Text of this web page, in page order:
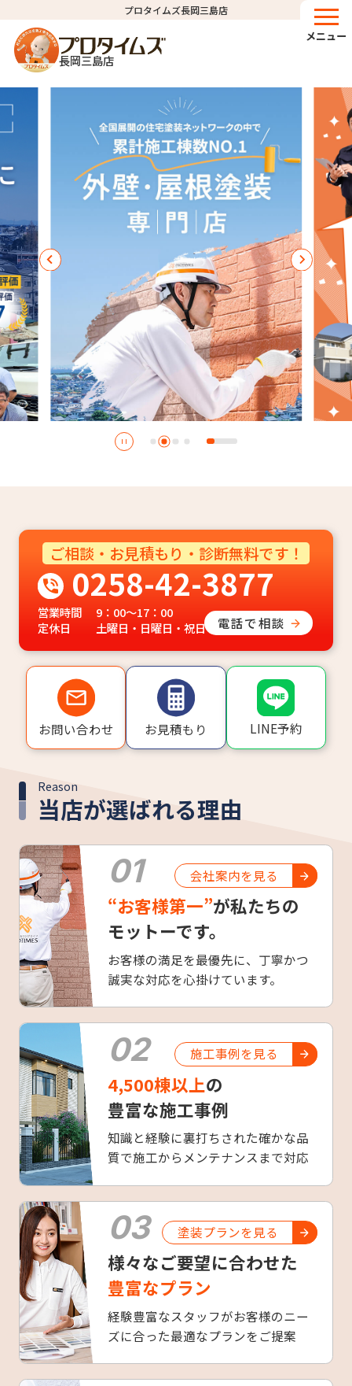
プロタイムズ長岡三島店
長岡三島店
メニュー
ご相談・お見積もり・診断無料です！
0258-42-3877
営業時間
9：00～17：00
定休日
土曜日・日曜日・祝日 電話で相談
お問い合わせ お見積もり LINE予約
当店が選ばれる理由
Reason
01
“お客様第一”が私たちの
モットーです。
お客様の満足を最優先に、丁寧かつ
誠実な対応を心掛けています。
会社案内を見る
02
4,500棟以上の
豊富な施工事例
知識と経験に裏打ちされた確かな品
質で施工からメンテナンスまで対応
施工事例を見る
03
様々なご要望に合わせた
豊富なプラン
経験豊富なスタッフがお客様のニー
ズに合った最適なプランをご提案
塗装プランを見る